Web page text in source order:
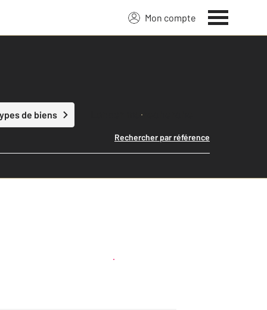
Mon compte
de biens Lancer ma recherche
Rechercher par référence
Créer une alerte